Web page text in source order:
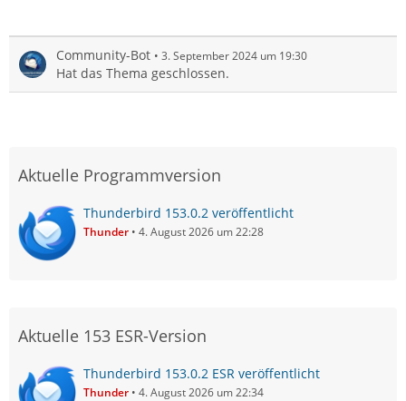
Community-Bot 3. September 2024 um 19:30
Hat das Thema geschlossen.
Aktuelle Programmversion
Thunderbird 153.0.2 veröffentlicht
Thunder 4. August 2026 um 22:28
Aktuelle 153 ESR-Version
Thunderbird 153.0.2 ESR veröffentlicht
Thunder 4. August 2026 um 22:34